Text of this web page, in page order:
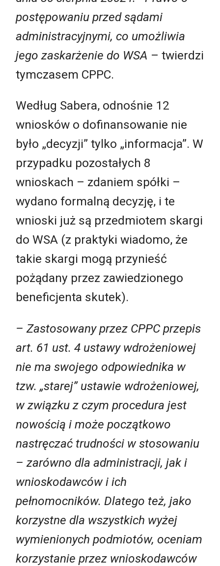
postępowaniu przed sądami
administracyjnymi, co umożliwia
jego zaskarżenie do WSA – twierdzi
tymczasem CPPC.
Według Sabera, odnośnie 12
wniosków o dofinansowanie nie
było „decyzji” tylko „informacja”. W
przypadku pozostałych 8
wnioskach – zdaniem spółki –
wydano formalną decyzję, i te
wnioski już są przedmiotem skargi
do WSA (z praktyki wiadomo, że
takie skargi mogą przynieść
pożądany przez zawiedzionego
beneficjenta skutek).
– Zastosowany przez CPPC przepis
art. 61 ust. 4 ustawy wdrożeniowej
nie ma swojego odpowiednika w
tzw. „starej” ustawie wdrożeniowej,
w związku z czym procedura jest
nowością i może początkowo
nastręczać trudności w stosowaniu
– zarówno dla administracji, jak i
wnioskodawców i ich
pełnomocników. Dlatego też, jako
korzystne dla wszystkich wyżej
wymienionych podmiotów, oceniam
korzystanie przez wnioskodawców